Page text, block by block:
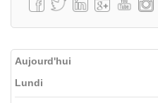
Aujourd'hui
Lundi